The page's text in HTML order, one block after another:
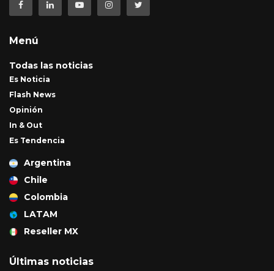
Menú
Todas las noticias
Es Noticia
Flash News
Opinión
In & Out
Es Tendencia
Argentina
Chile
Colombia
LATAM
Reseller MX
Últimas noticias